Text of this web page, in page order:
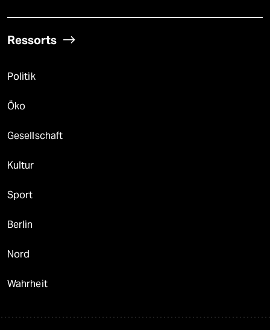
Ressorts
Politik
Öko
Gesellschaft
Kultur
Sport
Berlin
Nord
Wahrheit